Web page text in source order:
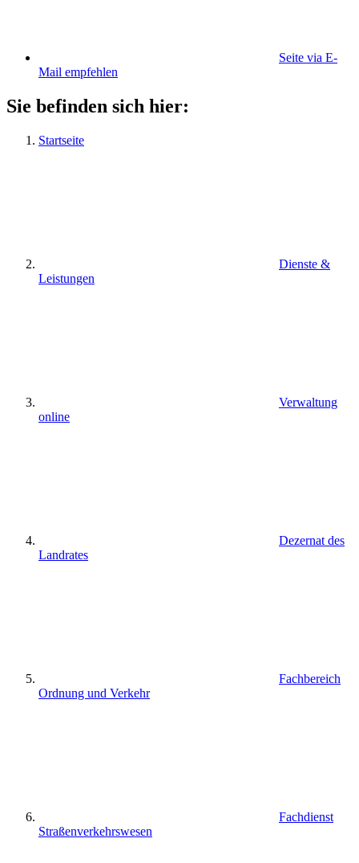
Seite via E-
Mail empfehlen
Sie befinden sich hier:
Startseite
Dienste &
Leistungen
Verwaltung
online
Dezernat des
Landrates
Fachbereich
Ordnung und Verkehr
Fachdienst
Straßenverkehrswesen